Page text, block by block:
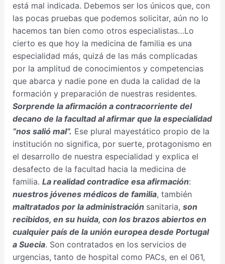
está mal indicada. Debemos ser los únicos que, con
las pocas pruebas que podemos solicitar, aún no lo
hacemos tan bien como otros especialistas…Lo
cierto es que hoy la medicina de familia es una
especialidad más, quizá de las más complicadas
por la amplitud de conocimientos y competencias
que abarca y nadie pone en duda la calidad de la
formación y preparación de nuestras residentes.
Sorprende la afirmación a contracorriente del
decano de la facultad al afirmar que la especialidad
“nos salió mal”. Ese plural mayestático propio de la
institución no significa, por suerte, protagonismo en
el desarrollo de nuestra especialidad y explica el
desafecto de la facultad hacia la medicina de
familia. La realidad contradice esa afirmación:
nuestros jóvenes médicos de familia, también
maltratados por la administración sanitaria, son
recibidos, en su huida, con los brazos abiertos en
cualquier país de la unión europea desde Portugal
a Suecia. Son contratados en los servicios de
urgencias, tanto de hospital como PACs, en el 061,